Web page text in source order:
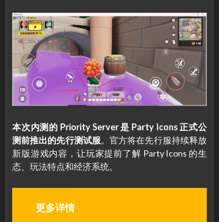
本次内测的 Priority Server 是 Party Icons 正式公
测前推出的先行测试服。官方将在先行服持续释放
新版游戏内容，让玩家提前了解 Party Icons 的生
态、玩法特点和经济系统。
更多详情